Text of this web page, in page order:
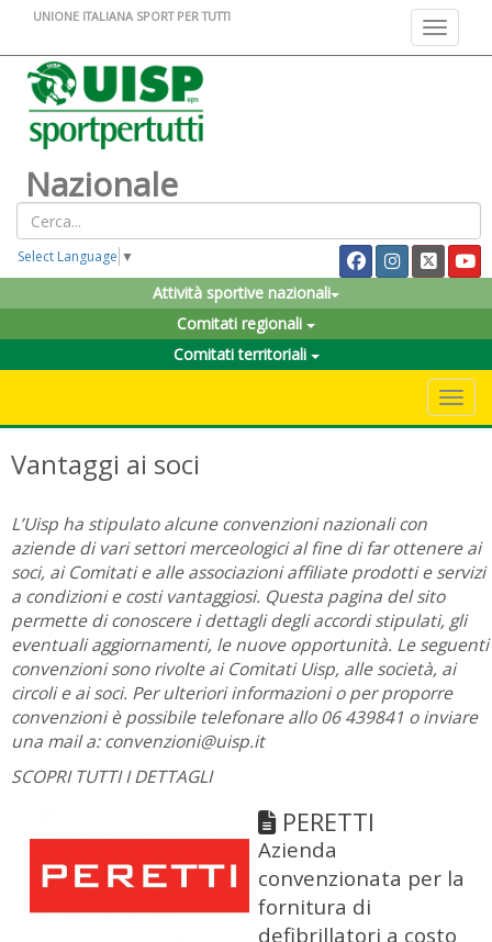
Toggle
UNIONE ITALIANA SPORT PER TUTTI
Nazionale
Select Language ▼
Attività sportive nazionali
Comitati regionali
Comitati territoriali
Vantaggi ai soci
L’Uisp ha stipulato alcune convenzioni nazionali con
aziende di vari settori merceologici al fine di far ottenere ai
soci, ai Comitati e alle associazioni affiliate prodotti e servizi
a condizioni e costi vantaggiosi. Questa pagina del sito
permette di conoscere i dettagli degli accordi stipulati, gli
eventuali aggiornamenti, le nuove opportunità. Le seguenti
convenzioni sono rivolte ai Comitati Uisp, alle società, ai
circoli e ai soci. Per ulteriori informazioni o per proporre
convenzioni è possibile telefonare allo 06 439841 o inviare
una mail a: convenzioni@uisp.it
SCOPRI TUTTI I DETTAGLI
PERETTI
Azienda
convenzionata per la
fornitura di
defibrillatori a costo